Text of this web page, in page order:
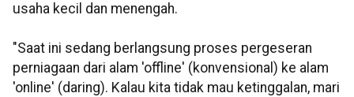
usaha kecil dan menengah.
"Saat ini sedang berlangsung proses pergeseran
perniagaan dari alam 'offline' (konvensional) ke alam
'online' (daring). Kalau kita tidak mau ketinggalan, mari